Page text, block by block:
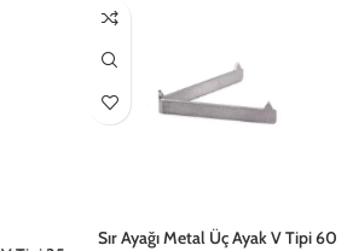
Sır Ayağı Metal Üç Ayak V Tipi 60